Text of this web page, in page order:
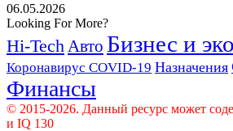
06.05.2026
Looking For More?
Hi-Tech Авто Бизнес и
Коронавирус COVID-19 Назначения
Финансы
© 2015-2026. Данный ресурс может
и IQ 130